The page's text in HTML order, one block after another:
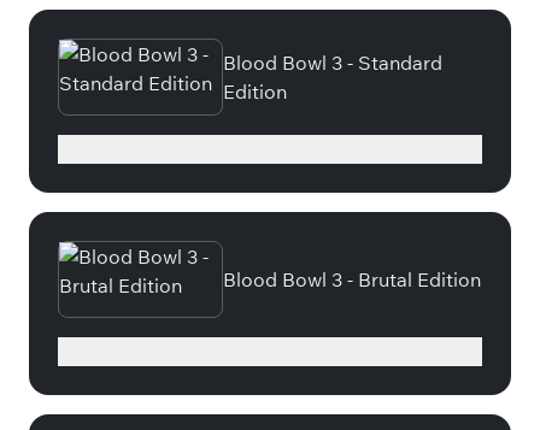
Blood Bowl 3 - Standard
Edition
Blood Bowl 3 - Brutal Edition